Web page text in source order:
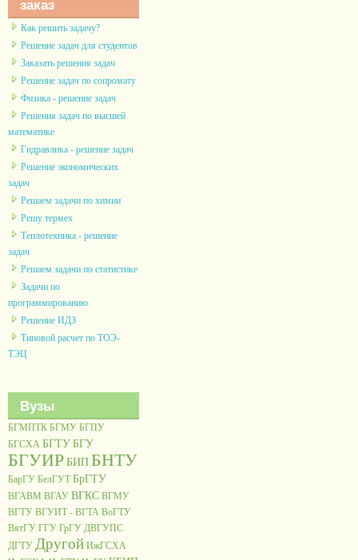
заказ
Как решить задачу?
Решение задач для студентов
Заказать решения задач
Решение задач по сопромату
Физика - решение задач
Решения задач по высшей
математике
Гидравлика - решение задач
Решение экономических
задач
Решаем задачи по химии
Решу термех
Теплотехника - решение
задач
Решаем задачи по статистике
Задачи по
программированию
Решение ИДЗ
Типовой расчет по ТОЭ-
ТЭЦ
Вузы
БГМПТК БГМУ БГПУ
БГСХА БГТУБГУ
БГУИРБИПБНТУ
БарГУ БелГУТ БрГТУ
ВГАВМ ВГАУ ВГКС ВГМУ
ВГТУ ВГУИТ - ВГТА ВоГТУ
ВятГУ ГГУ ГрГУ ДВГУПС
ДГТУ Другой ИжГСХА